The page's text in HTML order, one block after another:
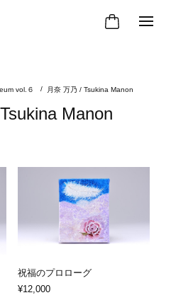
vol.６ 月奈 万乃 / Tsukina Manon
Manon
祝福のプロローグ
¥12,000